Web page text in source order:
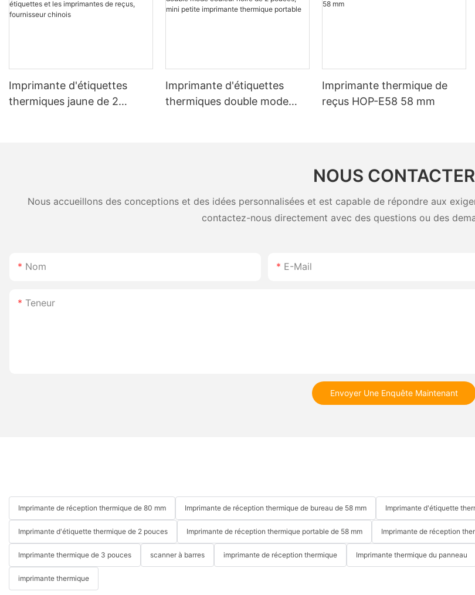
Imprimante d'étiquettes
thermiques jaune de 2
Imprimante d'étiquettes
thermiques double mode
Imprimante thermique de
reçus HOP-E58 58 mm
NOUS CONTACTER
Nous accueillons des conceptions et des idées personnalisées et est capable de répondre aux
contactez-nous directement avec des questions ou des
Nom E-Mail
Teneur
Envoyer Une Enquête Maintenant
Imprimante de réception thermique de 80 mm Imprimante de réception thermique de bureau de 58 mm Imprimante d'étiquette
Imprimante d'étiquette thermique de 2 pouces Imprimante de réception thermique portable de 58 mm Imprimante de réception
Imprimante thermique de 3 pouces scanner à barres imprimante de réception thermique Imprimante thermique du panneau
imprimante thermique